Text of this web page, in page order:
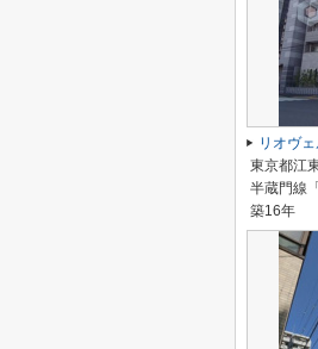
リオヴ
東京都江
半蔵門線
築16年